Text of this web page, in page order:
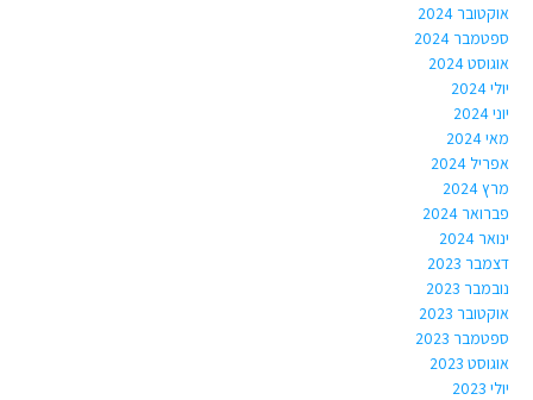
אוקטובר 2024
ספטמבר 2024
אוגוסט 2024
יולי 2024
יוני 2024
מאי 2024
אפריל 2024
מרץ 2024
פברואר 2024
ינואר 2024
דצמבר 2023
נובמבר 2023
אוקטובר 2023
ספטמבר 2023
אוגוסט 2023
יולי 2023